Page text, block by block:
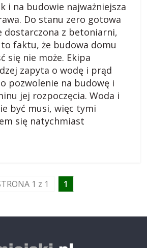
i na budowie najważniejsza
Do stanu zero gotowa
dostarczona z betoniarni,
faktu, że budowa domu
się nie może. Ekipa
zapyta o wodę i prąd
pozwolenie na budowę i
jej rozpoczęcia. Woda i
być musi, więc tymi
się natychmiast
1 z 1 1